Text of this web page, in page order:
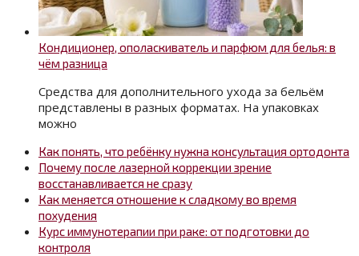
Кондиционер, ополаскиватель и парфюм для белья: в
чём разница
Средства для дополнительного ухода за бельём
представлены в разных форматах. На упаковках
можно
Как понять, что ребёнку нужна консультация ортодонта
Почему после лазерной коррекции зрение
восстанавливается не сразу
Как меняется отношение к сладкому во время
похудения
Курс иммунотерапии при раке: от подготовки до
контроля